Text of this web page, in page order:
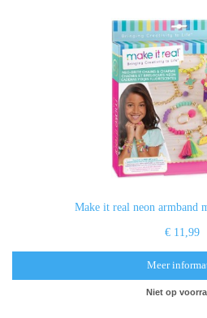
Make it real neon armband
€ 11,99
Meer
Niet op